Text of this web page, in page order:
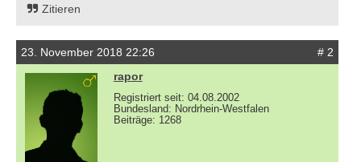
Zitieren
23. November 2018 22:26
# 2
rapor
Registriert seit: 04.08.2002
Bundesland: Nordrhein-Westfalen
Beiträge: 1268